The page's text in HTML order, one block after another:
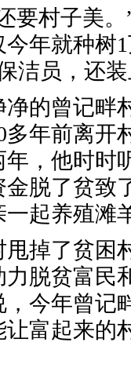
村子美。
年就种树
洁员，还
的曾记畔
年前离开
，他时时
脱了贫致
一起养殖滩
掉了贫困
脱贫富民
今年曾记
富起来的